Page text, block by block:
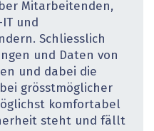
Mitarbeitenden,
und
Schliesslich
und Daten von
und dabei die
grösstmöglicher
komfortabel
steht und fällt